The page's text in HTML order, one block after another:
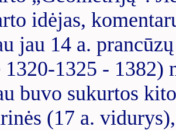
idėjas,
jau 14 a.
1320-1325 - 1382)
buvo sukurtos
(17 a.